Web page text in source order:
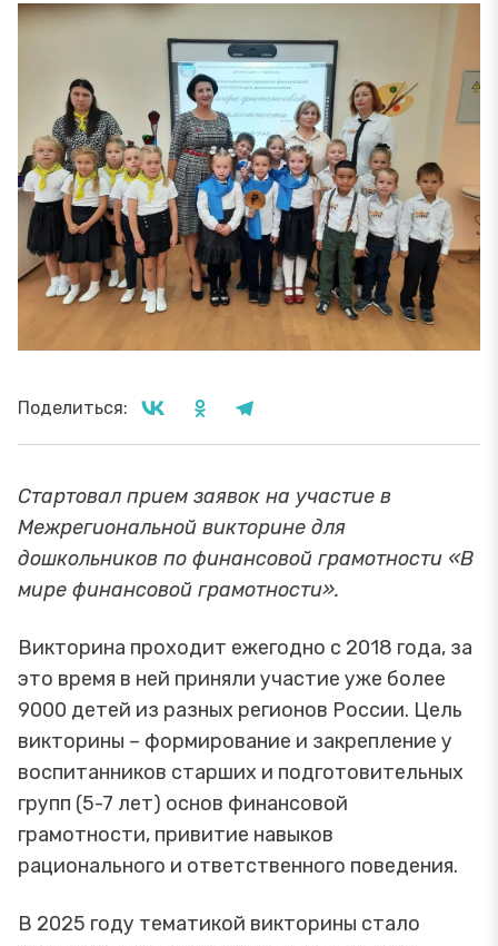
Поделиться:
Стартовал прием заявок на участие в
Межрегиональной викторине для
дошкольников по финансовой грамотности «В
мире финансовой грамотности».
Викторина проходит ежегодно с 2018 года, за
это время в ней приняли участие уже более
9000 детей из разных регионов России. Цель
викторины – формирование и закрепление у
воспитанников старших и подготовительных
групп (5-7 лет) основ финансовой
грамотности, привитие навыков
рационального и ответственного поведения.
В 2025 году тематикой викторины стало